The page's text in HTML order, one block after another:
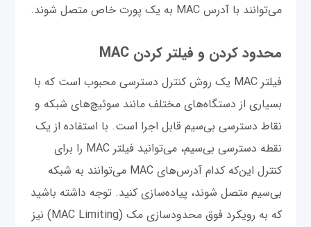
می‌توانند با آدرس MAC به یک پورت خاص متصل شوند.
محدود کردن و فیلتر کردن MAC
فیلتر MAC یک روش کنترل دسترسی محبوب است که با
بسیاری از دستگاه‌های مختلف مانند سوئیچ‌های شبکه و
نقاط دسترسی بی‌سیم قابل اجرا است. با استفاده از یک
نقطه دسترسی بی‌سیم، می‌توانید فیلتر MAC را برای
کنترل این‌که کدام آدرس‌های MAC می‌توانند به شبکه
بی‌سیم متصل شوند، پیاده‌سازی کنید. توجه داشته باشید
که به رویکرد فوق محدودسازی مک (MAC Limiting) نیز